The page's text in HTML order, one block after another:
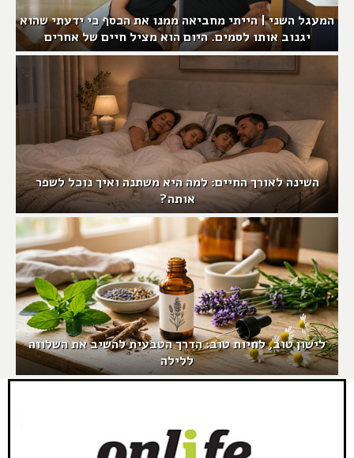
המעגל השני | הייתי מחביאה ממנו את הכסף כי ידעתי שהוא
יגנוב אותו לסמים. היום הוא מציל חיים של אחרים
השינה לאורך החיים: למה היא משתנה ואיך נוכל לשפר
אותה?
לישון טוב, לחיות טוב: הדרך הטבעית להשיב את השלווה
ללילה